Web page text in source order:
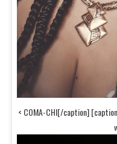
< COMA-CHI[/caption]